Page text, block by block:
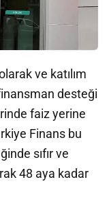
ve katılım
desteği
faiz yerine
Finans bu
sıfır ve
48 aya kadar